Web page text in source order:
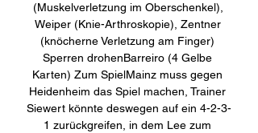
(Muskelverletzung im Oberschenkel),
Weiper (Knie-Arthroskopie), Zentner
(knöcherne Verletzung am Finger)
Sperren drohenBarreiro (4 Gelbe
Karten) Zum SpielMainz muss gegen
Heidenheim das Spiel machen, Trainer
Siewert könnte deswegen auf ein 4-2-3-
1 zurückgreifen, in dem Lee zum